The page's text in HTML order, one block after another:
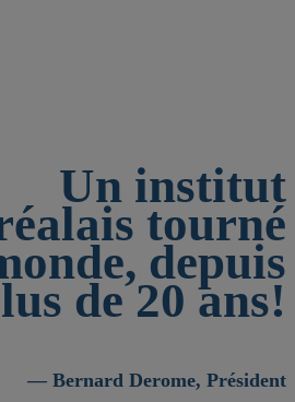
Un institut
tourné
depuis
de 20 ans!
— Bernard Derome, Président